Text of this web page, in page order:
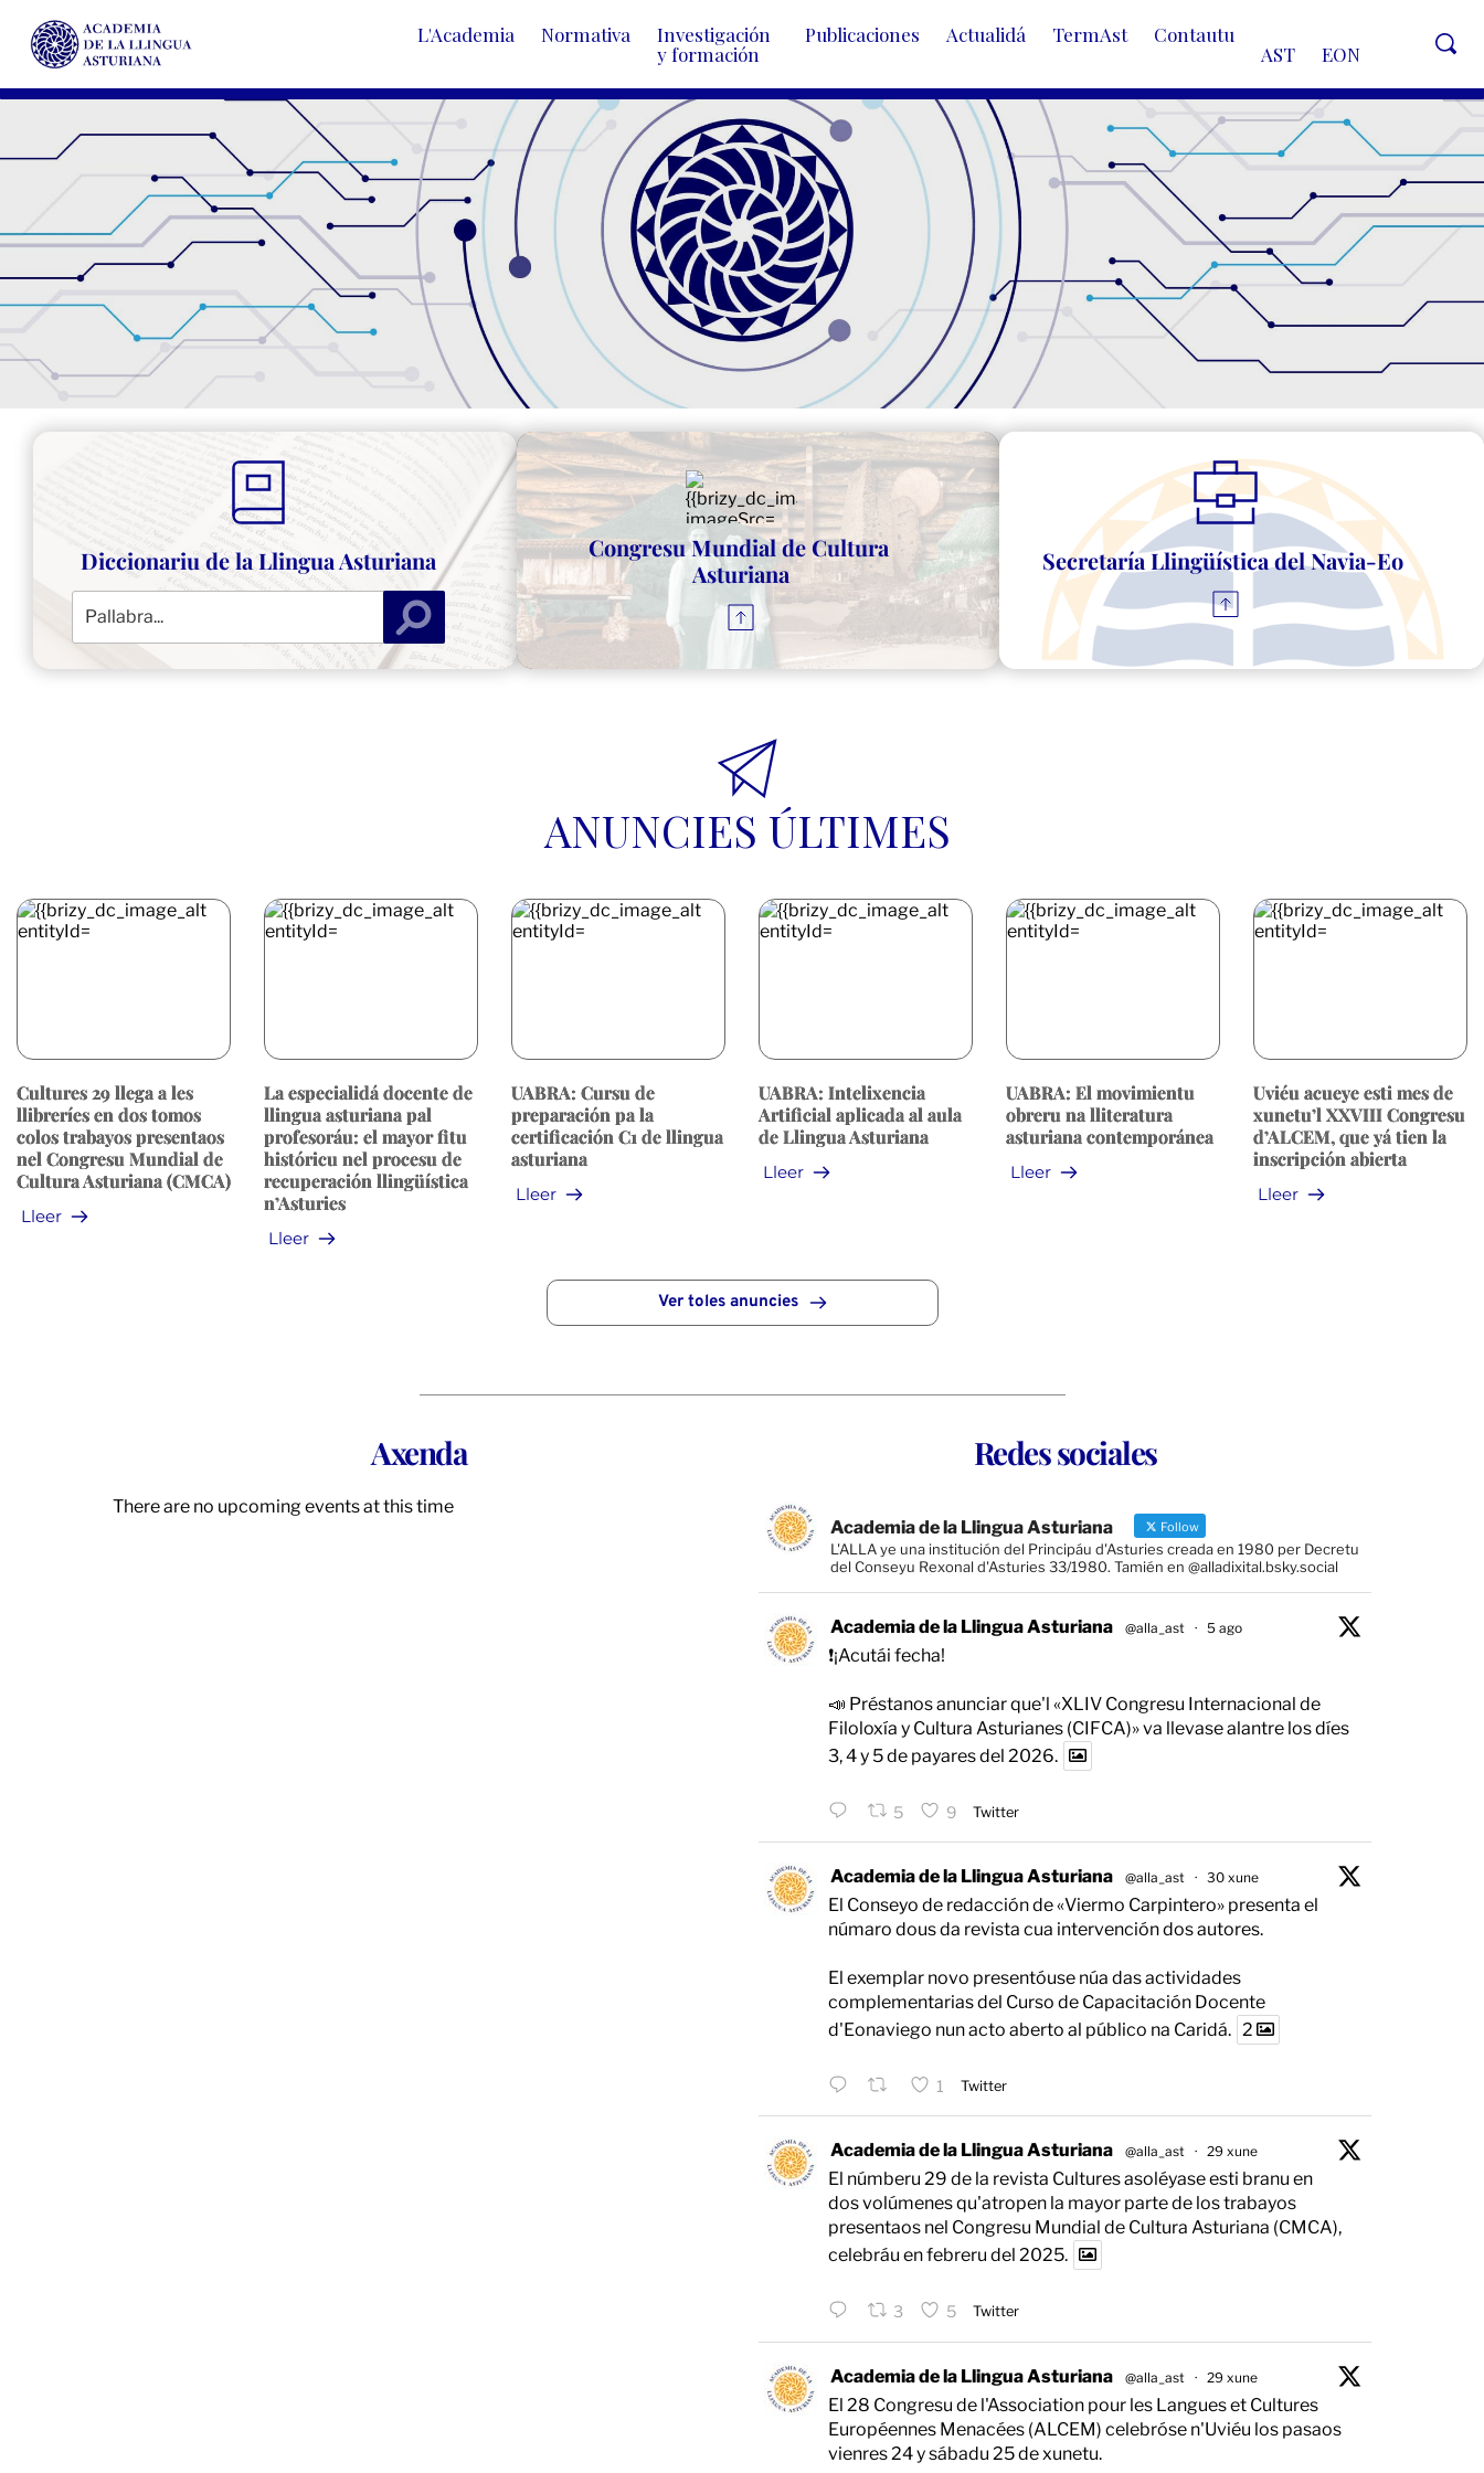
L'Academia Normativa
Investigación
y formación
Publicaciones Actualidá TermAst
Contautu
AST
EON
Diccionariu de la Llingua Asturiana
Congresu Mundial de Cultura
Asturiana
Secretaría Llingüística del Navia-Eo
ANUNCIES ÚLTIMES
Cultures 29 llega a les
llibreríes en dos tomos
colos trabayos presentaos
nel Congresu Mundial de
Cultura Asturiana (CMCA)
Lleer
La especialidá docente de
llingua asturiana pal
profesoráu: el mayor fitu
históricu nel procesu de
recuperación llingüística
n’Asturies
Lleer
UABRA: Cursu de
preparación pa la
certificación C1 de llingua
asturiana
Lleer
UABRA: Intelixencia
Artificial aplicada al aula
de Llingua Asturiana
Lleer
UABRA: El movimientu
obreru na lliteratura
asturiana contemporánea
Lleer
Uviéu acueye esti mes de
xunetu’l XXVIII Congresu
d’ALCEM, que yá tien la
inscripción abierta
Lleer
Ver toles anuncies
Axenda
There are no upcoming events at this time
Redes sociales
Academia de la Llingua Asturiana Follow
L'ALLA ye una institución del Principáu d'Asturies creada en 1980 per Decretu
del Conseyu Rexonal d'Asturies 33/1980. Tamién en @alladixital.bsky.social
Academia de la Llingua Asturiana @alla_ast · 5 ago
❗️¡Acutái fecha!
📣 Préstanos anunciar que'l «XLIV Congresu Internacional de
Filoloxía y Cultura Asturianes (CIFCA)» va llevase alantre los díes
3, 4 y 5 de payares del 2026.
5 9 Twitter
Academia de la Llingua Asturiana @alla_ast · 30 xune
El Conseyo de redacción de «Viermo Carpintero» presenta el
númaro dous da revista cua intervención dos autores.
El exemplar novo presentóuse núa das actividades
complementarias del Curso de Capacitación Docente
d'Eonaviego nun acto aberto al público na Caridá. 2
1 Twitter
Academia de la Llingua Asturiana @alla_ast · 29 xune
El númberu 29 de la revista Cultures asoléyase esti branu en
dos volúmenes qu'atropen la mayor parte de los trabayos
presentaos nel Congresu Mundial de Cultura Asturiana (CMCA),
celebráu en febreru del 2025.
3 5 Twitter
Academia de la Llingua Asturiana @alla_ast · 29 xune
El 28 Congresu de l'Association pour les Langues et Cultures
Européennes Menacées (ALCEM) celebróse n'Uviéu los pasaos
vienres 24 y sábadu 25 de xunetu.